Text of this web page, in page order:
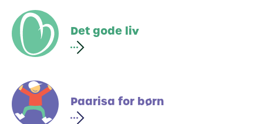
Det gode liv
Paarisa for børn